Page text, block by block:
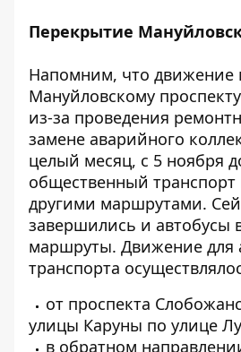
Перекрытие
Напомним, что движение
Мануйловскому
из-за проведения
замене аварийного
целый месяц, с 5 ноября
общественный транспорт
другими маршрутами.
завершились и автобусы
маршруты. Движение для
транспорта
от проспекта
улицы Каруны по улице
в обратном